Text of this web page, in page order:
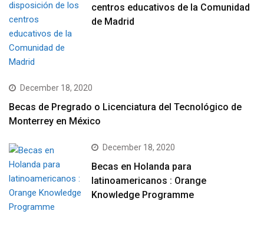
centros educativos de la Comunidad
de Madrid
December 18, 2020
Becas de Pregrado o Licenciatura del Tecnológico de
Monterrey en México
December 18, 2020
Becas en Holanda para
latinoamericanos : Orange
Knowledge Programme